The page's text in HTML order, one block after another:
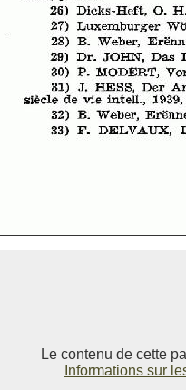
Le contenu de cette
Informations sur